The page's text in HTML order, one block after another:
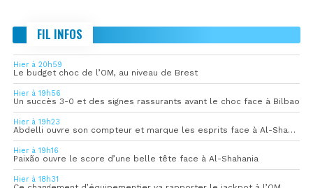
FIL INFOS
Hier à 20h59
Le budget choc de l’OM, au niveau de Brest
Hier à 19h56
Un succès 3-0 et des signes rassurants avant le choc face à Bilbao
Hier à 19h23
Abdelli ouvre son compteur et marque les esprits face à Al-Shahania
Hier à 19h16
Paixão ouvre le score d’une belle tête face à Al-Shahania
Hier à 18h31